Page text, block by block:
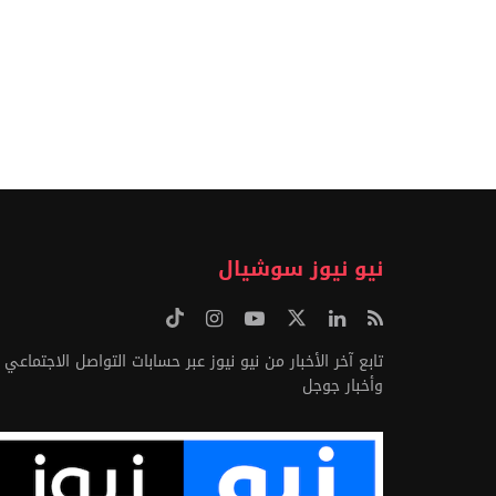
نيو نيوز سوشيال
تابع آخر الأخبار من نيو نيوز عبر حسابات التواصل الاجتماعي
وأخبار جوجل